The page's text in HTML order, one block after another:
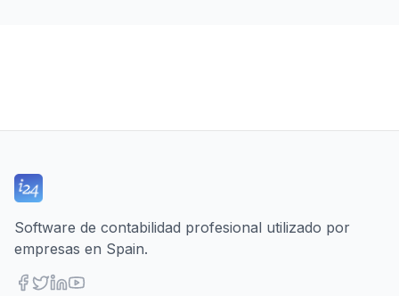
Software de contabilidad profesional utilizado por
empresas en Spain.